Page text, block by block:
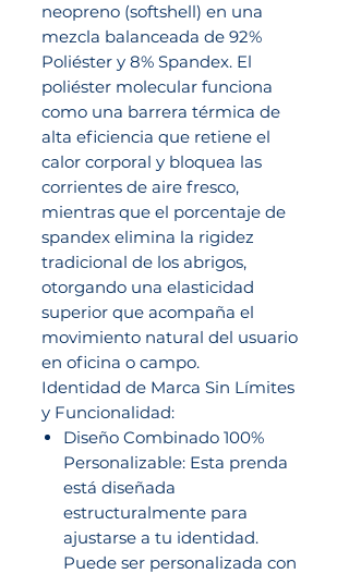
neopreno (softshell) en una
mezcla balanceada de 92%
Poliéster y 8% Spandex. El
poliéster molecular funciona
como una barrera térmica de
alta eficiencia que retiene el
calor corporal y bloquea las
corrientes de aire fresco,
mientras que el porcentaje de
spandex elimina la rigidez
tradicional de los abrigos,
otorgando una elasticidad
superior que acompaña el
movimiento natural del usuario
en oficina o campo.
Identidad de Marca Sin Límites
y Funcionalidad:
Diseño Combinado 100%
Personalizable: Esta prenda
está diseñada
estructuralmente para
ajustarse a tu identidad.
Puede ser personalizada con